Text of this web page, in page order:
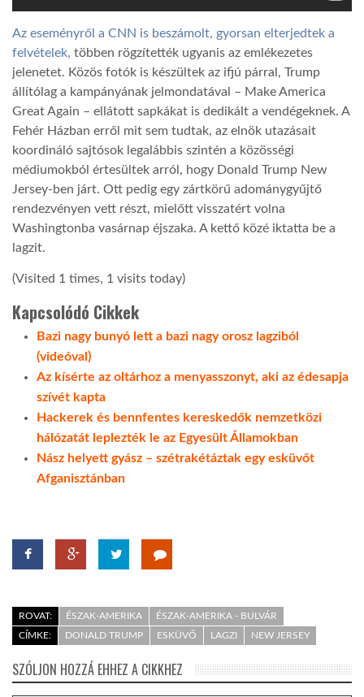
GLOBOBOOK
Az eseményről a CNN is beszámolt, gyorsan elterjedtek a
felvételek, többen rögzítették ugyanis az emlékezetes
jelenetet. Közös fotók is készültek az ifjú párral, Trump
állítólag a kampányának jelmondatával – Make America
Great Again – ellátott sapkákat is dedikált a vendégeknek. A
Fehér Házban erről mit sem tudtak, az elnök utazásait
koordináló sajtósok legalábbis szintén a közösségi
médiumokból értesültek arról, hogy Donald Trump New
Jersey-ben járt. Ott pedig egy zártkörű adománygyűjtő
rendezvényen vett részt, mielőtt visszatért volna
Washingtonba vasárnap éjszaka. A kettő közé iktatta be a
lagzit.
(Visited 1 times, 1 visits today)
Kapcsolódó Cikkek
Bazi nagy bunyó lett a bazi nagy orosz lagziból
(videóval)
Az kísérte az oltárhoz a menyasszonyt, aki az édesapja
szívét kapta
Hackerek és bennfentes kereskedők nemzetközi
hálózatát leplezték le az Egyesült Államokban
Nász helyett gyász – szétrakétáztak egy esküvőt
Afganisztánban
ROVAT: ÉSZAK-AMERIKA
ÉSZAK-AMERIKA - BULVÁR
CÍMKE:
DONALD TRUMP ESKÜVŐ LAGZI NEW JERSEY
SZÓLJON HOZZÁ EHHEZ A CIKKHEZ